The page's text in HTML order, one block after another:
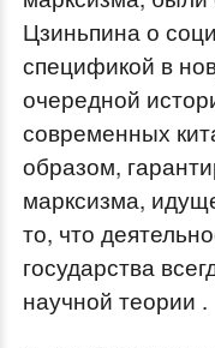
Цзиньпина о
спецификой в
очередной
современных
образом,
марксизма,
то, что
государства
научной теории .